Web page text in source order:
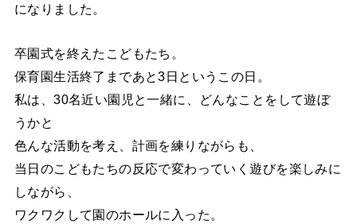
になりました。
卒園式を終えたこどもたち。
保育園生活終了まであと3日というこの日。
私は、30名近い園児と一緒に、どんなことをして遊ぼ
うかと
色んな活動を考え、計画を練りながらも、
当日のこどもたちの反応で変わっていく遊びを楽しみに
しながら、
ワクワクして園のホールに入った。